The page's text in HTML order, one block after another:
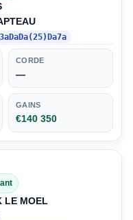
CORDE
—
GAINS
€140 350
LE MOEL